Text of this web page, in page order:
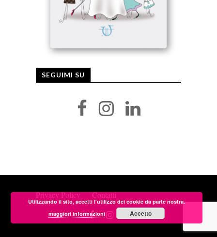
SEGUIMI SU
Privacy Policy Contatti
Utilizzando il sito, accetti l'utilizzo dei cookie da parte nostra.
maggiori informazioni
Accetto